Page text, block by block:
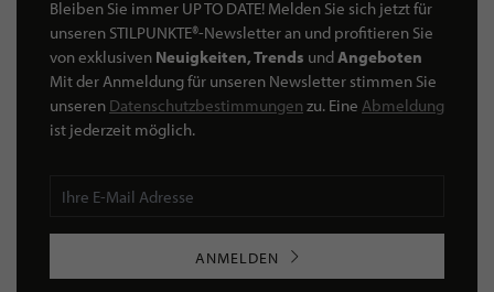
Bleiben Sie immer UP TO DATE! Melden Sie sich jetzt für
unseren STILPUNKTE®-Newsletter an und profitieren Sie
von exklusiven Neuigkeiten, Trends undAngeboten
Mit der Anmeldung für unseren Newsletter stimmen Sie
unseren Datenschutzbestimmungen zu. Eine Abmeldung
ist jederzeit möglich.
ANMELDEN